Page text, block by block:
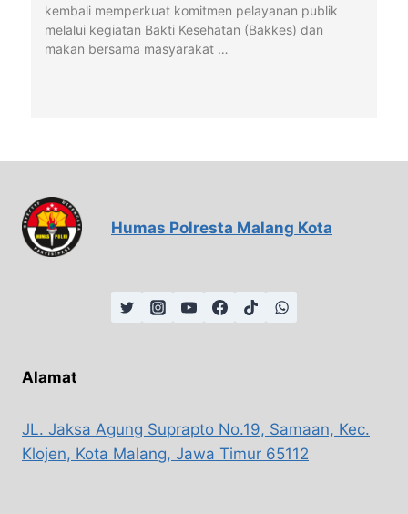
kembali memperkuat komitmen pelayanan publik
melalui kegiatan Bakti Kesehatan (Bakkes) dan
makan bersama masyarakat …
Humas Polresta Malang Kota
Alamat
JL. Jaksa Agung Suprapto No.19, Samaan, Kec.
Klojen, Kota Malang, Jawa Timur 65112